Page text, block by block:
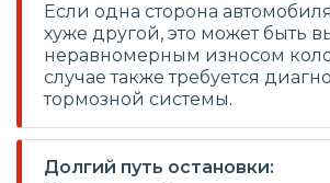
Если одна сторона
хуже другой, это может быть
неравномерным износом
случае также требуется
тормозной системы.
Долгий путь остановки: